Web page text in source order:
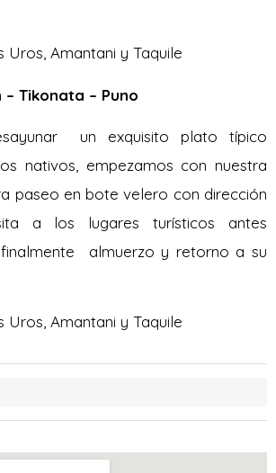
Tikonata – Puno
un exquisito plato típico
nativos, empezamos con nuestra
paseo en bote velero con dirección
a los lugares turísticos antes
almuerzo y retorno a su